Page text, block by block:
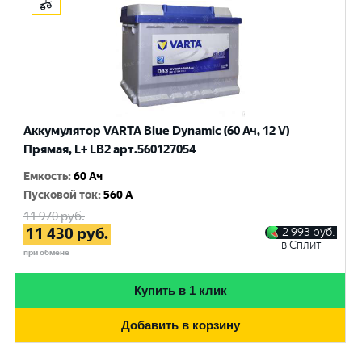
Аккумулятор VARTA Blue Dynamic (60 Ач, 12 V)
Прямая, L+ LB2 арт.560127054
Емкость:60 Ач
Пусковой ток:560 A
11 970руб.
11 430 руб.
при обмене
2 993 руб.
в Сплит
Купить в 1 клик
Добавить в корзину